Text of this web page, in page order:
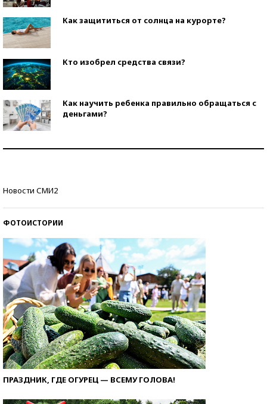
Как защититься от солнца на курорте?
Кто изобрел средства связи?
Как научить ребенка правильно обращаться с
деньгами?
Новости СМИ2
ФОТОИСТОРИИ
ПРАЗДНИК, ГДЕ ОГУРЕЦ — ВСЕМУ ГОЛОВА!